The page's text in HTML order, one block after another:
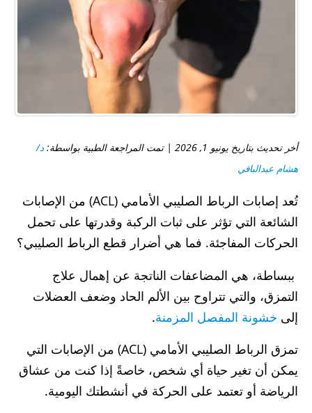
أخر تحديث بتاريخ يونيو 1, 2026 | تمت المراجعة الطبية بواسطة:
د/
هشام عبدالباقي
تُعد إصابات الرباط الصليبي الأمامي (ACL) من الإصابات
الشائعة التي تؤثر على ثبات الركبة وقدرتها على تحمل
الحركات المفاجئة. فما هي أضرار قطع الرباط الصليبي؟
ببساطة، هي المضاعفات الناتجة عن إهمال علاج
التمزق، والتي تتراوح بين الألم الحاد وضعف العضلات
إلى خشونة المفصل المزمنة.
تمزق الرباط الصليبي الأمامي (ACL) من الإصابات التي
يمكن أن تغير حياة أي شخص، خاصةً إذا كنت من عشاق
الرياضة أو تعتمد على الحركة في أنشطتك اليومية.